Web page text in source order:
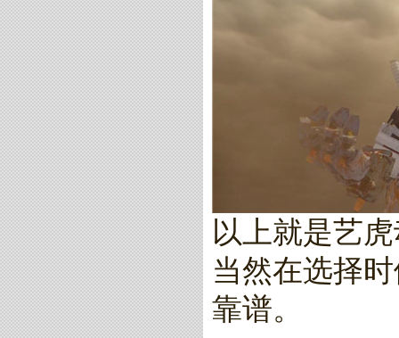
以上就是艺
当然在选择
靠谱。